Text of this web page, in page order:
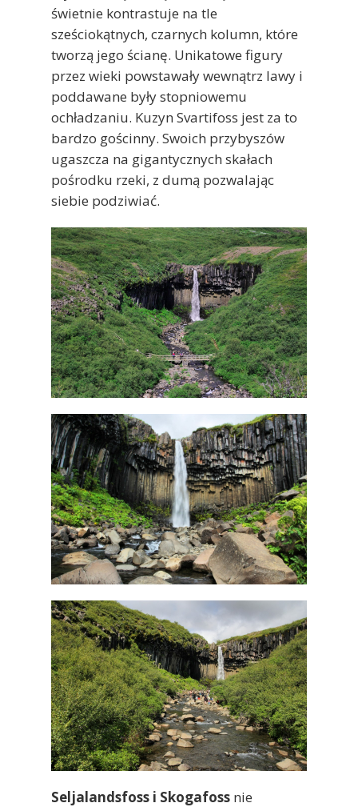
świetnie kontrastuje na tle
sześciokątnych, czarnych kolumn, które
tworzą jego ścianę. Unikatowe figury
przez wieki powstawały wewnątrz lawy i
poddawane były stopniowemu
ochładzaniu. Kuzyn Svartifoss jest za to
bardzo gościnny. Swoich przybyszów
ugaszcza na gigantycznych skałach
pośrodku rzeki, z dumą pozwalając
siebie podziwiać.
Seljalandsfoss i Skogafoss nie